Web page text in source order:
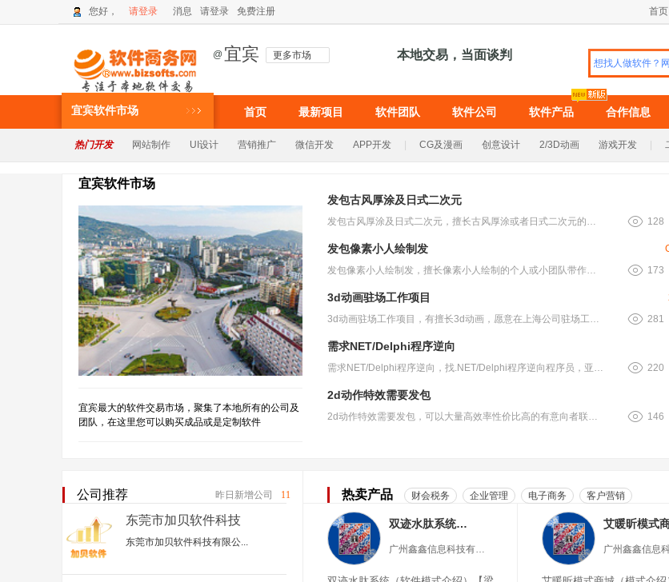
您好， 请登录 消息 请登录 免费注册 首页
@ 宜宾 更多市场 本地交易，当面谈判
宜宾软件市场 首页 最新项目 软件团队 软件公司 软件产品 合作信息
热门开发 网站制作 UI设计 营销推广 微信开发 APP开发 CG及漫画 创意设计 2/3D动画 游戏开发
宜宾软件市场
宜宾最大的软件交易市场，聚集了本地所有的公司及
团队，在这里您可以购买成品或是定制软件
发包古风厚涂及日式二次元
发包古风厚涂及日式二次元，擅长古风厚涂或者日式二次元的画师 ，或小工作室带作.....
 128
发包像素小人绘制发
发包像素小人绘制发，擅长像素小人绘制的个人或小团队带作品联系，项目要求高，无.....
 173
3d动画驻场工作项目
3d动画驻场工作项目，有擅长3d动画，愿意在上海公司驻场工作的老铁吗？有的请.....
 281
需求NET/Delphi程序逆向
需求NET/Delphi程序逆向，找.NET/Delphi程序逆向程序员，亚.....
 220
2d动作特效需要发包
2d动作特效需要发包，可以大量高效率性价比高的有意向者联系我，需测试，或者有.....
 146
公司推荐 昨日新增公司 11
东莞市加贝软件科技
东莞市加贝软件科技有限公...
热卖产品 财会税务 企业管理 电子商务 客户营销
双迹水肽系统（软件模式介绍）